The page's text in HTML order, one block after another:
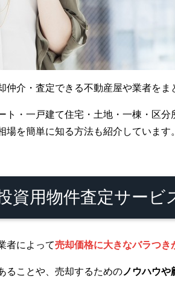
介・査定できる不動産屋や業者をま
ト・一戸建て住宅・土地・一棟・区分
を簡単に知る方法も紹介しています。
資用物件査定サー
者によって売却価格に大きなバラつき
ることや、売却するための ノウハウや